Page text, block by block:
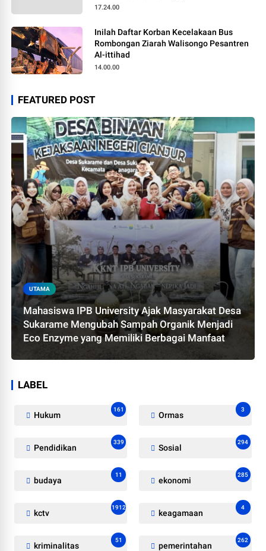
17.24.00
Inilah Daftar Korban Kecelakaan Bus
Rombongan Ziarah Walisongo Pesantren
Al-ittihad
14.00.00
FEATURED POST
UTAMA
Mahasiswa IPB University Ajak Masyarakat Desa
Sukarame Mengubah Sampah Organik Menjadi
Eco Enzyme yang Memiliki Berbagai Manfaat
LABEL
Hukum
161
Ormas
3
Pendidikan
339
Sosial
294
budaya
11
ekonomi
285
kctv
1912
keagamaan
4
kriminalitas
51
pemerintahan
262